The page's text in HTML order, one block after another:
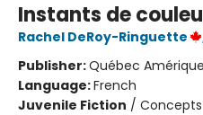
Instants de
Rachel DeRoy-Ringuette
Publisher:Québec Amérique
Language:French
Juvenile Fiction /